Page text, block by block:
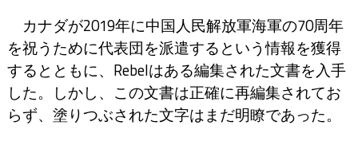
カナダが2019年に中国人民解放軍海軍の70周年
を祝うために代表団を派遣するという情報を獲得
するとともに、Rebelはある編集された文書を入手
した。しかし、この文書は正確に再編集されてお
らず、塗りつぶされた文字はまだ明瞭であった。